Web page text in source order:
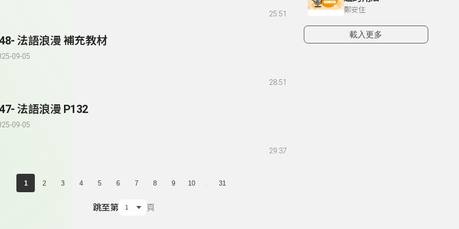
25:51
法語浪漫 補充教材
09-05
28:51
法語浪漫 P132
09-05
29:37
1 2 3 4 5 6 7 8 9 10 31
跳至第 頁
鄭安住
載入更多